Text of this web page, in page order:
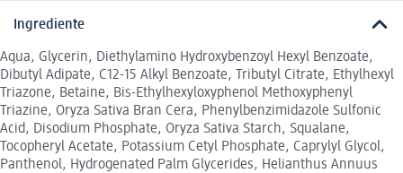
Ingrediente
Aqua, Glycerin, Diethylamino Hydroxybenzoyl Hexyl Benzoate,
Dibutyl Adipate, C12-15 Alkyl Benzoate, Tributyl Citrate, Ethylhexyl
Triazone, Betaine, Bis-Ethylhexyloxyphenol Methoxyphenyl
Triazine, Oryza Sativa Bran Cera, Phenylbenzimidazole Sulfonic
Acid, Disodium Phosphate, Oryza Sativa Starch, Squalane,
Tocopheryl Acetate, Potassium Cetyl Phosphate, Caprylyl Glycol,
Panthenol, Hydrogenated Palm Glycerides, Helianthus Annuus